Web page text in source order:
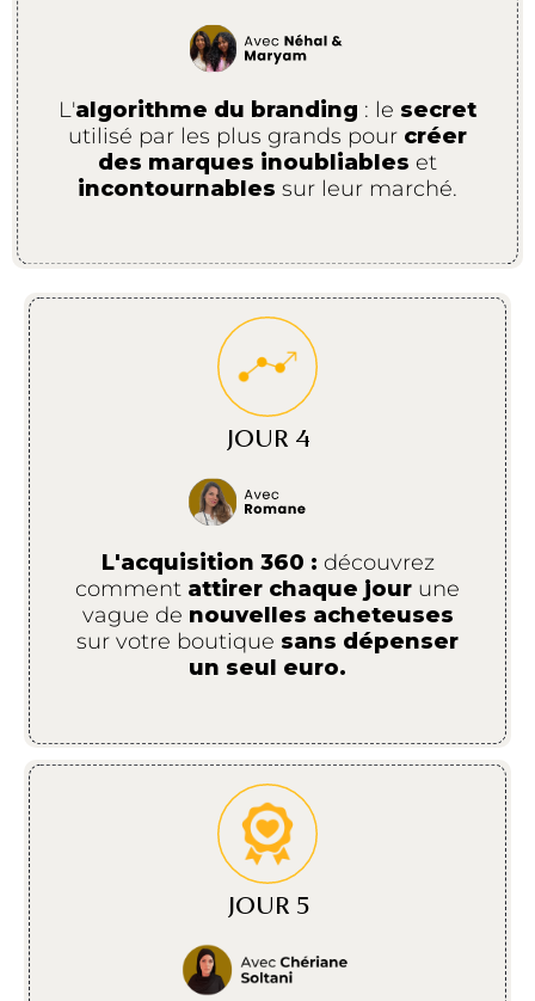
L'algorithme du branding : le secret
utilisé par les plus grands pour créer
des marques inoubliables et
incontournables sur leur marché.
JOUR 4
L'acquisition 360 : découvrez
comment attirer chaque jour une
vague de nouvelles acheteuses
sur votre boutique sans dépenser
un seul euro.
JOUR 5